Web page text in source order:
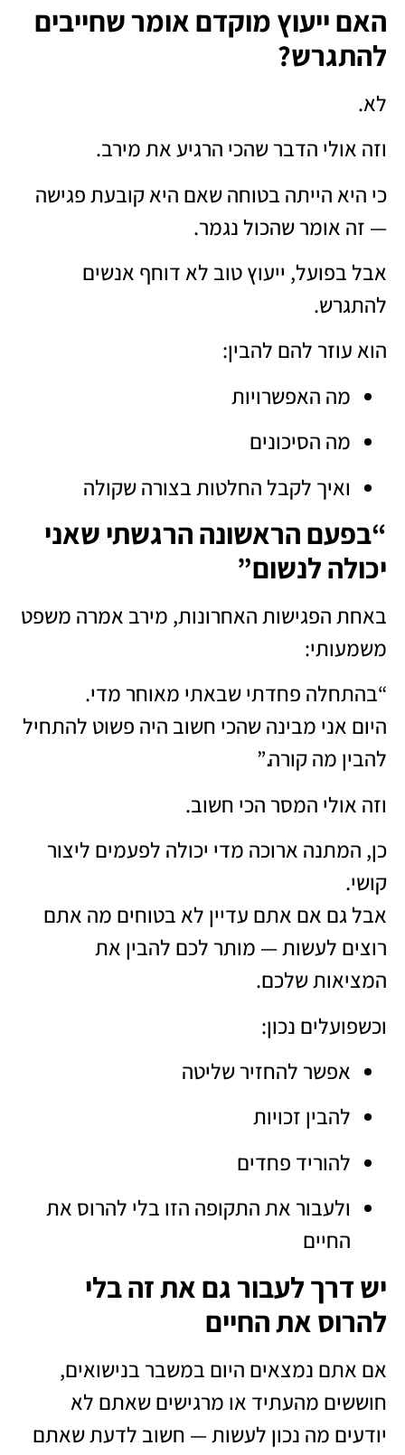
האם ייעוץ מוקדם אומר שחייבים
להתגרש?
לא.
וזה אולי הדבר שהכי הרגיע את מירב.
כי היא הייתה בטוחה שאם היא קובעת פגישה
— זה אומר שהכול נגמר.
אבל בפועל, ייעוץ טוב לא דוחף אנשים
להתגרש.
הוא עוזר להם להבין:
מה האפשרויות
מה הסיכונים
ואיך לקבל החלטות בצורה שקולה
“בפעם הראשונה הרגשתי שאני
יכולה לנשום”
באחת הפגישות האחרונות, מירב אמרה משפט
משמעותי:
“בהתחלה פחדתי שבאתי מאוחר מדי.
היום אני מבינה שהכי חשוב היה פשוט להתחיל
להבין מה קורה.”
וזה אולי המסר הכי חשוב.
כן, המתנה ארוכה מדי יכולה לפעמים ליצור
קושי.
אבל גם אם אתם עדיין לא בטוחים מה אתם
רוצים לעשות — מותר לכם להבין את
המציאות שלכם.
וכשפועלים נכון:
אפשר להחזיר שליטה
להבין זכויות
להוריד פחדים
ולעבור את התקופה הזו בלי להרוס את
החיים
יש דרך לעבור גם את זה בלי
להרוס את החיים
אם אתם נמצאים היום במשבר בנישואים,
חוששים מהעתיד או מרגישים שאתם לא
יודעים מה נכון לעשות — חשוב לדעת שאתם